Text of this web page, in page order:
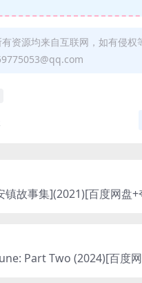
资源均来自互联网，如有侵权
镇故事集](2021)[百度网盘+
Part Two (2024)[百度